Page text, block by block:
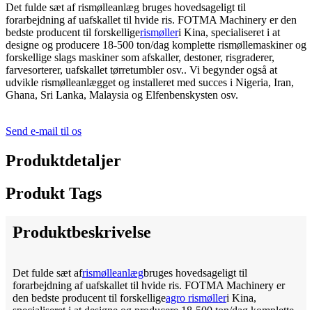
Det fulde sæt af rismølleanlæg bruges hovedsageligt til
forarbejdning af uafskallet til hvide ris. FOTMA Machinery er den
bedste producent til forskelligerismølleri Kina, specialiseret i at
designe og producere 18-500 ton/dag komplette rismøllemaskiner og
forskellige slags maskiner som afskaller, destoner, risgraderer,
farvesorterer, uafskallet tørretumbler osv.. Vi begynder også at
udvikle rismølleanlægget og installeret med succes i Nigeria, Iran,
Ghana, Sri Lanka, Malaysia og Elfenbenskysten osv.
Send e-mail til os
Produktdetaljer
Produkt Tags
Produktbeskrivelse
Det fulde sæt afrismølleanlægbruges hovedsageligt til
forarbejdning af uafskallet til hvide ris. FOTMA Machinery er
den bedste producent til forskelligeagro rismølleri Kina,